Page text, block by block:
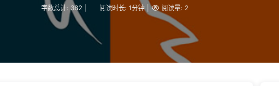
字数总计: 382 阅读时长: 1分钟 阅读量: 2